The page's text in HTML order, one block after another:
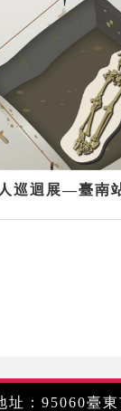
人巡迴展—臺南
址：95060臺